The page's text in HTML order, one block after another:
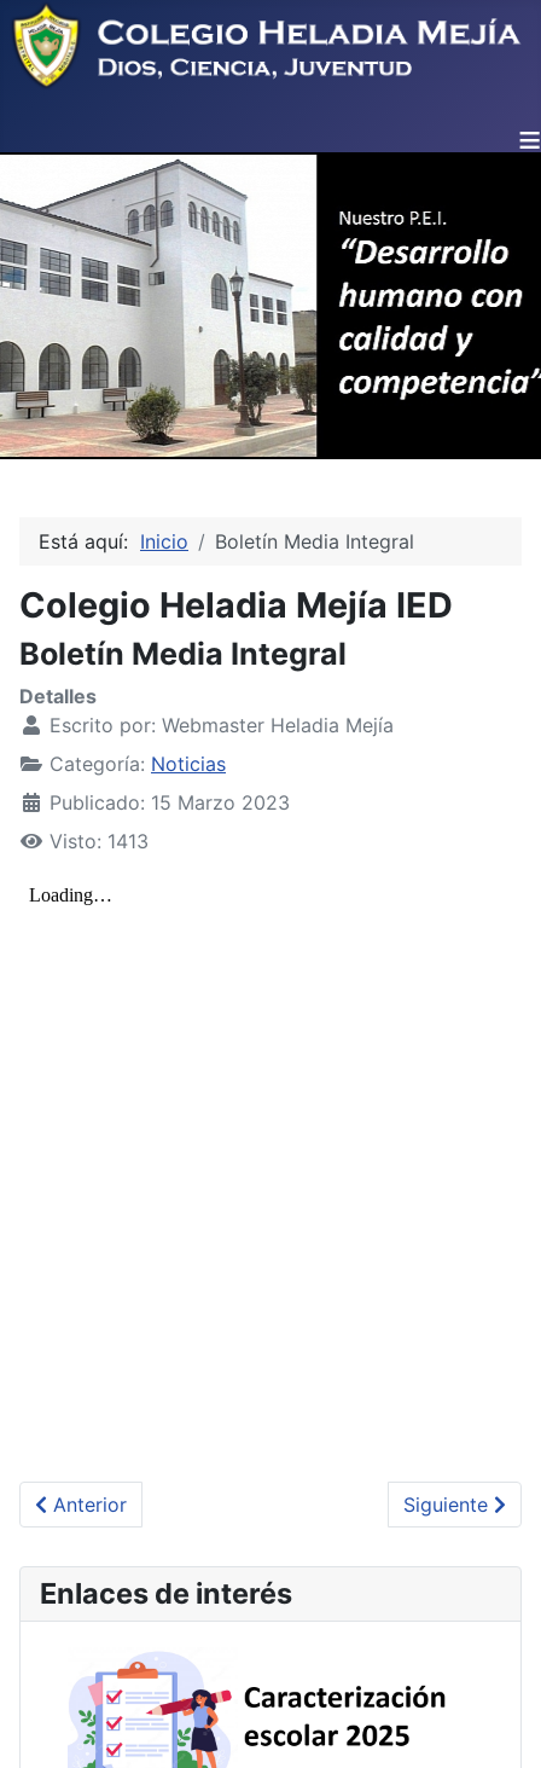
≡
Está aquí: Inicio Boletín Media Integral
Colegio Heladia Mejía IED
Boletín Media Integral
Detalles
Escrito por: Webmaster Heladia Mejía
Categoría: Noticias
Publicado: 15 Marzo 2023
Visto: 1413
Artículo anterior: MENCIÓN DE HONOR - CHICAS
Anterior Artículo
Siguiente
Enlaces de interés